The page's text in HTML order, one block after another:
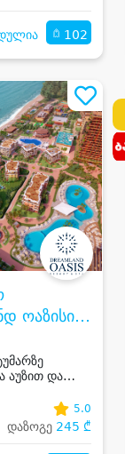
102
ოაზისი •
აუზით და
5.0
დაზოგე 245 ₾